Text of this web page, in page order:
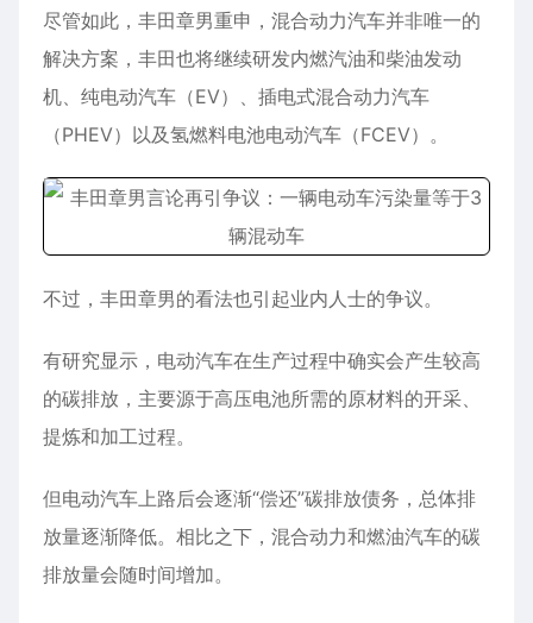
尽管如此，丰田章男重申，混合动力汽车并非唯一的
解决方案，丰田也将继续研发内燃汽油和柴油发动
机、纯电动汽车（EV）、插电式混合动力汽车
（PHEV）以及氢燃料电池电动汽车（FCEV）。
不过，丰田章男的看法也引起业内人士的争议。
有研究显示，电动汽车在生产过程中确实会产生较高
的碳排放，主要源于高压电池所需的原材料的开采、
提炼和加工过程。
但电动汽车上路后会逐渐“偿还”碳排放债务，总体排
放量逐渐降低。相比之下，混合动力和燃油汽车的碳
排放量会随时间增加。